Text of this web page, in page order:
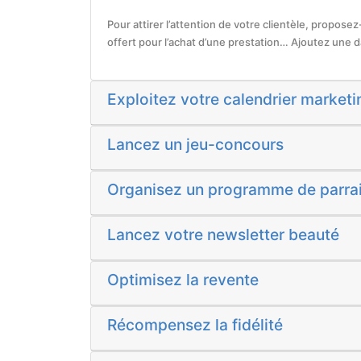
Pour attirer l’attention de votre clientèle,
offert pour l’achat d’une prestation… Ajoutez une
Exploitez votre calendrier
Lancez un jeu-concours
Organisez un programme de
Lancez votre newsletter beauté
Optimisez la revente
Récompensez la fidélité